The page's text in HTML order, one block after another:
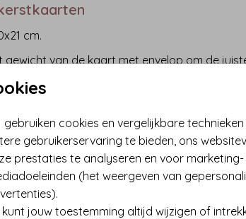
gebruiken cookies en vergelijkbare
gebruikerservaring te bieden, ons
prestaties te analyseren en voor
(het weergeven van
jouw toestemming altijd wijzigen of
cm.
gewicht van de kaart met envelop om de
één postzegel.
voor slechts €4,00. Kies jouw favoriete